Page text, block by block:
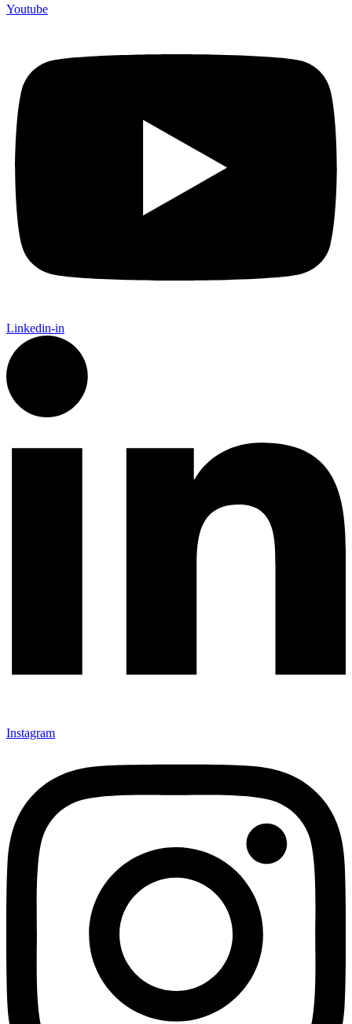
Youtube
Linkedin-in
Instagram